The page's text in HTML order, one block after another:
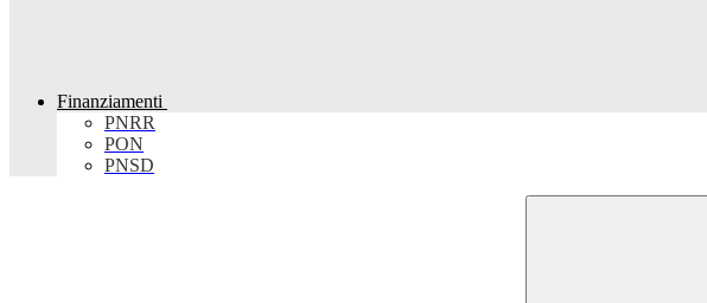
Finanziamenti
PNRR
PON
PNSD